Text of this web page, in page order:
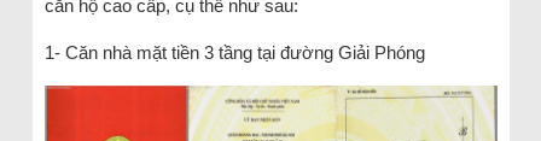
căn hộ cao cấp, cụ thể như sau:
1- Căn nhà mặt tiền 3 tầng tại đường Giải Phóng